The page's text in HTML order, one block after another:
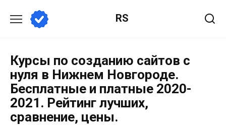
RS
Курсы по созданию сайтов с
нуля в Нижнем Новгороде.
Бесплатные и платные 2020-
2021. Рейтинг лучших,
сравнение, цены.